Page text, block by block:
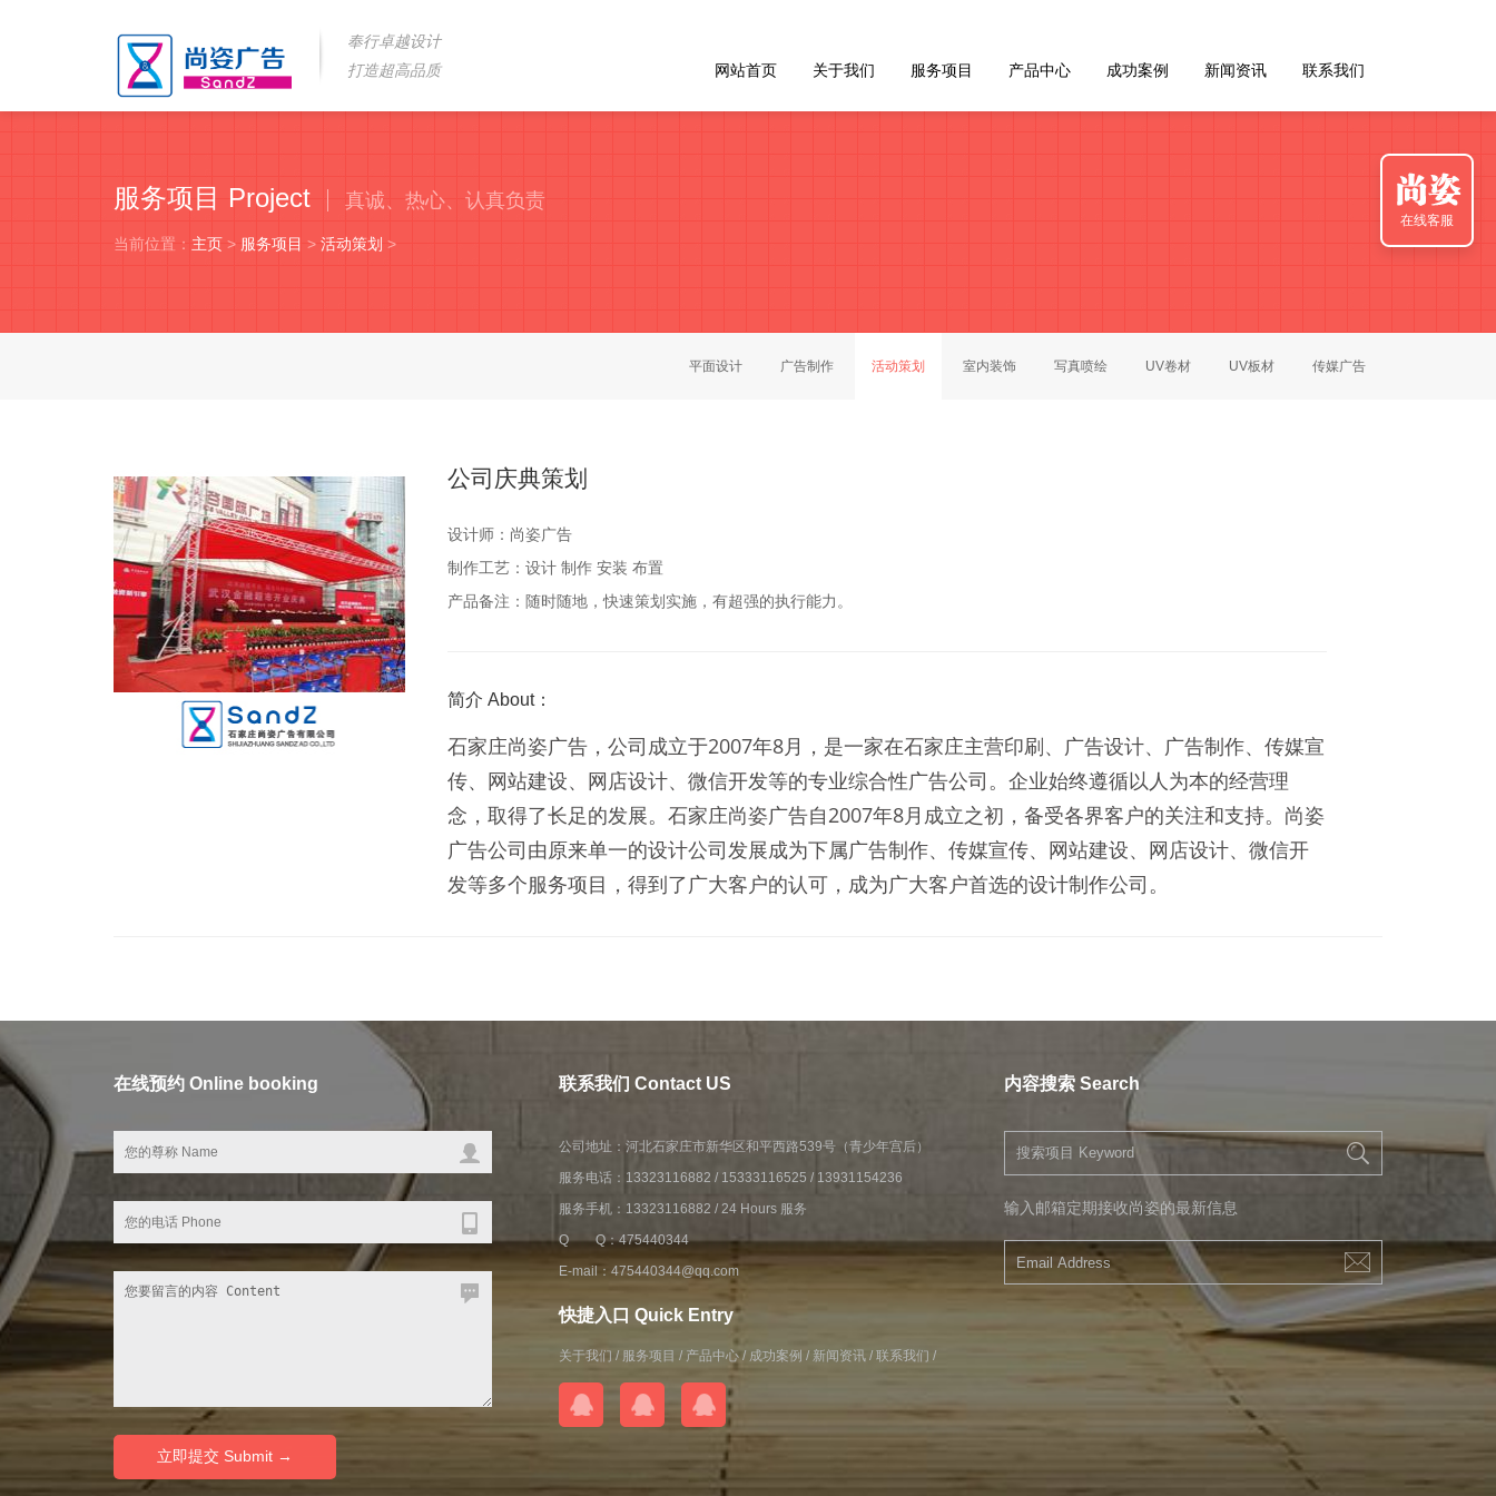
奉行卓越设计
打造超高品质
网站首页 关于我们 服务项目 产品中心 成功案例 新闻资讯 联系我们
服务项目 Project 真诚、热心、认真负责
当前位置： 主页 > 服务项目 > 活动策划 >
平面设计 广告制作 活动策划 室内装饰 写真喷绘 UV卷材 UV板材 传媒广告
公司庆典策划
设计师：尚姿广告
制作工艺：设计 制作 安装 布置
产品备注：随时随地，快速策划实施，有超强的执行能力。
简介 About：
石家庄尚姿广告，公司成立于2007年8月，是一家在石家庄主营印刷、广告设计、广告制作、传媒宣
传、网站建设、网店设计、微信开发等的专业综合性广告公司。企业始终遵循以人为本的经营理
念，取得了长足的发展。石家庄尚姿广告自2007年8月成立之初，备受各界客户的关注和支持。尚姿
广告公司由原来单一的设计公司发展成为下属广告制作、传媒宣传、网站建设、网店设计、微信开
发等多个服务项目，得到了广大客户的认可，成为广大客户首选的设计制作公司。
在线预约 Online booking 联系我们 Contact US
公司地址：河北石家庄市新华区和平西路539号（青少年宫后）
服务电话：13323116882 / 15333116525 / 13931154236
服务手机：13323116882 / 24 Hours 服务
Q Q：475440344
E-mail：475440344@qq.com
快捷入口 Quick Entry
关于我们 / 服务项目 / 产品中心 / 成功案例 / 新闻资讯 / 联系我们 /
内容搜索 Search
输入邮箱定期接收尚姿的最新信息
在线客服